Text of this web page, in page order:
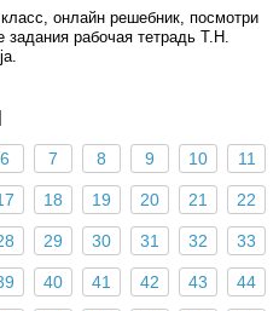
онлайн решебник, посмотри
рабочая тетрадь Т.Н.
6 7 8 9 10 11
18 19 20 21 22
29 30 31 32 33
40 41 42 43 44